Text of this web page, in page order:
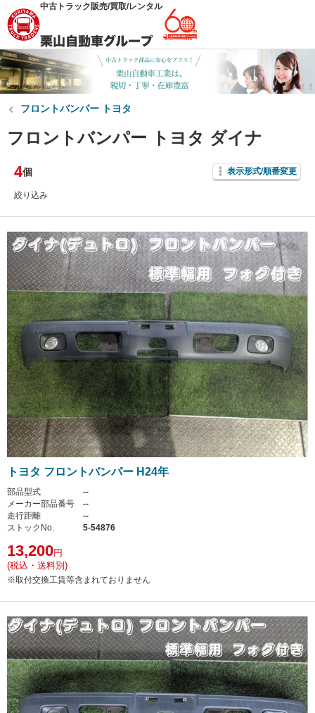
中古トラック販売/買取/レンタル
フロントバンパー トヨタ
フロントバンパー トヨタ ダイナ
4個 表示形式/順番変更
絞り込み
トヨタ フロントバンパー H24年
部品型式
--
メーカー部品番号
--
走行距離
--
ストックNo.
5-54876
13,200円
(税込・送料別)
※取付交換工賃等含まれておりません